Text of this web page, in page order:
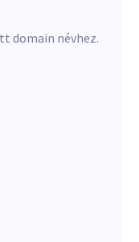
domain névhez.